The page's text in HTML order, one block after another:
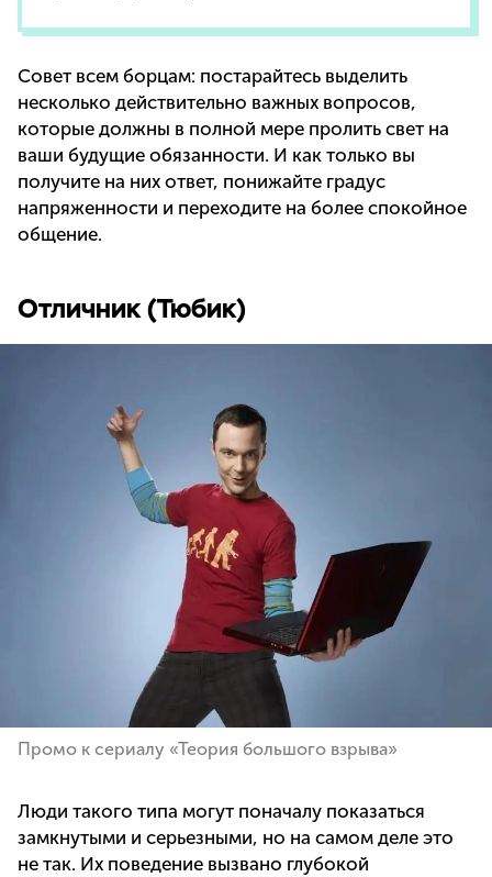
Совет всем борцам: постарайтесь выделить
несколько действительно важных вопросов,
которые должны в полной мере пролить свет на
ваши будущие обязанности. И как только вы
получите на них ответ, понижайте градус
напряженности и переходите на более спокойное
общение.
Отличник (Тюбик)
Промо к сериалу «Теория большого взрыва»
Люди такого типа могут поначалу показаться
замкнутыми и серьезными, но на самом деле это
не так. Их поведение вызвано глубокой